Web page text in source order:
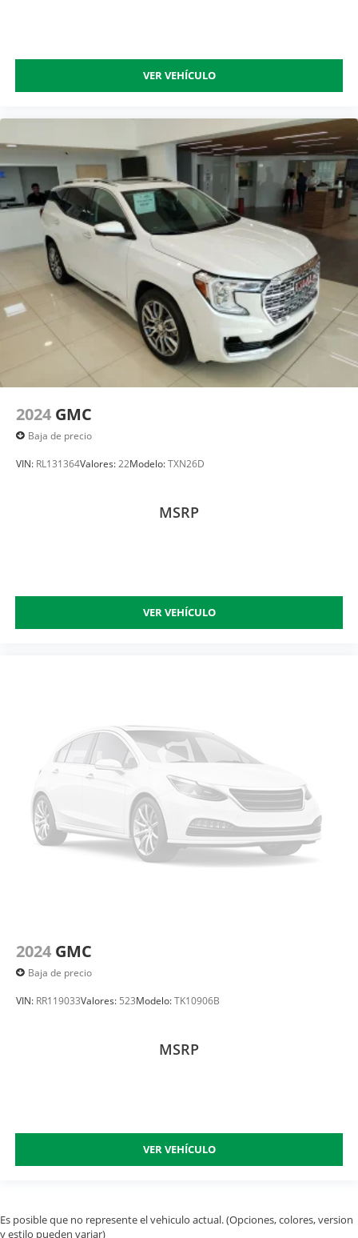
VER VEHÍCULO
2024 GMC
Baja de precio
VIN: RL131364Valores:22Modelo:TXN26D
MSRP
VER VEHÍCULO
2024 GMC
Baja de precio
VIN: RR119033Valores: 523Modelo:TK10906B
MSRP
VER VEHÍCULO
Es posible que no represente el vehiculo actual. (Opciones, colores, version
y estilo pueden variar)